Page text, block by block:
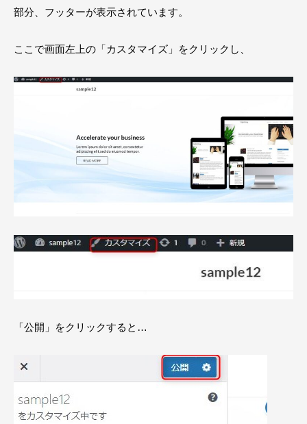
部分、フッターが表示されています。
ここで画面左上の「カスタマイズ」をクリックし、
「公開」をクリックすると…